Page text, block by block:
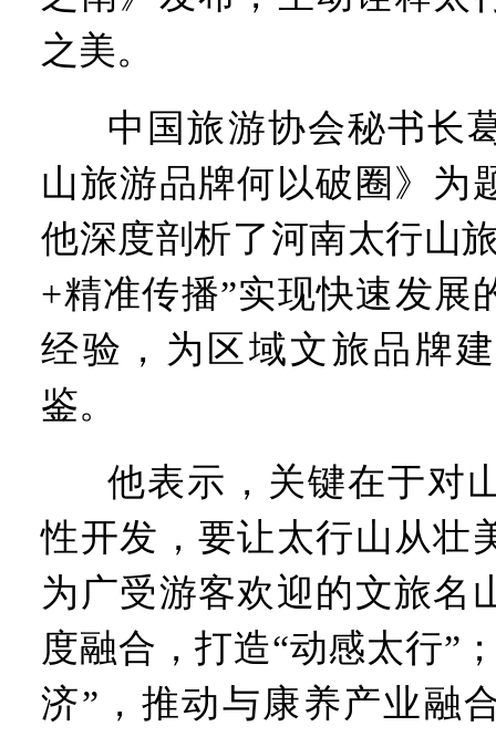
之美。
中国旅游协会秘书长
山旅游品牌何以破圈》为
他深度剖析了河南太行山
+精准传播”实现快速发展
经验，为区域文旅品牌
鉴。
他表示，关键在于对
性开发，要让太行山从壮
为广受游客欢迎的文旅名
度融合，打造“动感太行”
济”，推动与康养产业融